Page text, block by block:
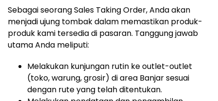
Sebagai seorang Sales Taking Order, Anda akan
menjadi ujung tombak dalam memastikan produk-
produk kami tersedia di pasaran. Tanggung jawab
utama Anda meliputi:
Melakukan kunjungan rutin ke outlet-outlet
(toko, warung, grosir) di area Banjar sesuai
dengan rute yang telah ditentukan.